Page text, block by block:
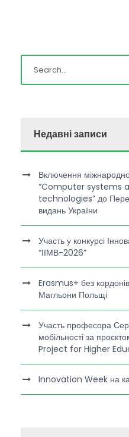
Недавні записи
Включення
“Computer systems
technologies” до
видань України
Участь у конкурсі
“ІІМВ-2026”
Erasmus+ без
Магльони Польщі
Участь професора
мобільності за
Project for Higher
Innovation Week на